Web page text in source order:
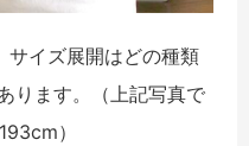
イズ展開はどの種類
ります。（上記写真で
）